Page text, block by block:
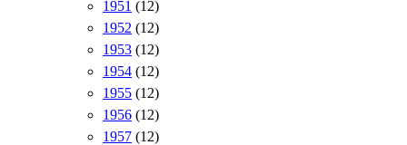
1951 (12)
1952 (12)
1953 (12)
1954 (12)
1955 (12)
1956 (12)
1957 (12)